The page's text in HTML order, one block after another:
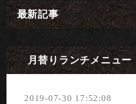
最新記事
月替りランチメニュー
2019-07-30 17:52:08